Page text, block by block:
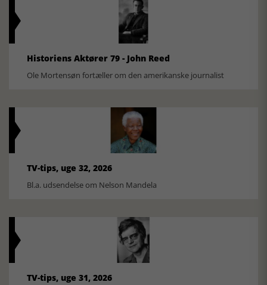
Historiens Aktører 79 - John Reed
Ole Mortensøn fortæller om den amerikanske journalist
TV-tips, uge 32, 2026
Bl.a. udsendelse om Nelson Mandela
TV-tips, uge 31, 2026